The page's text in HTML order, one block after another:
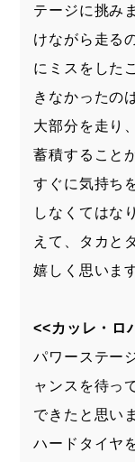
テージに挑み
けながら走る
にミスをした
きなかったの
大部分を走り
蓄積すること
すぐに気持ち
しなくてはな
えて、タカと
嬉しく思いま
<<カッレ・ロ
パワーステー
ャンスを待っ
できたと思い
ハードタイヤ